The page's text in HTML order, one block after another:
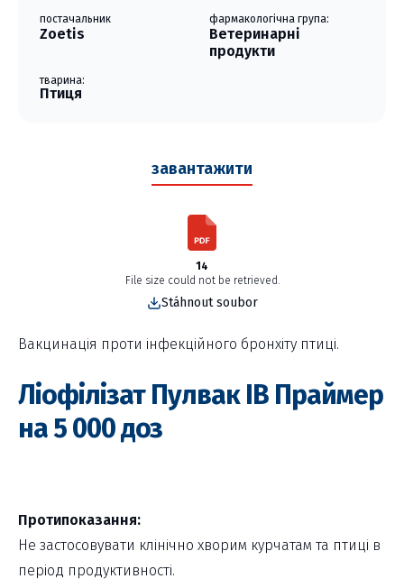
постачальник
Zoetis
фармакологічна група:
Ветеринарні
продукти
тварина:
Птиця
завантажити
14
File size could not be retrieved.
Stáhnout soubor
Вакцинація проти інфекційного бронхіту птиці.
Ліофілізат Пулвак ІВ Праймер
на 5 000 доз
Протипоказання:
Не застосовувати клінічно хворим курчатам та птиці в
період продуктивності.